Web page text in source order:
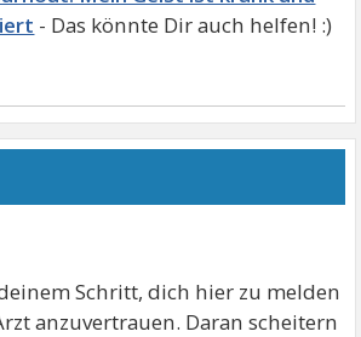
Schritt, dich hier zu melden
anzuvertrauen. Daran scheitern